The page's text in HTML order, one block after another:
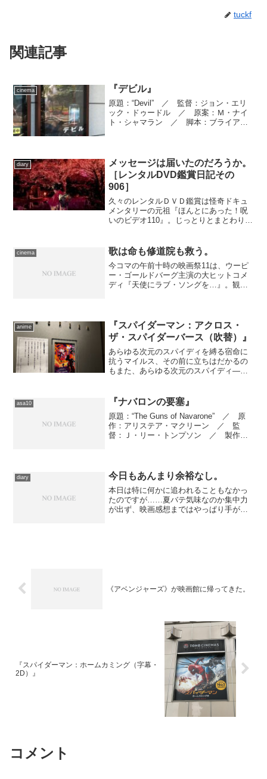
tuckf
関連記事
cinema 『デビル』
原題：“Devil” ／ 監督：ジョン・エリ
ック・ドゥードル ／ 原案：Ｍ・ナイ
ト・シャマラン ／ 脚本：ブライア
シュ・ホフマン ／...
diary
メッセージは届いたのだろうか。
［レンタルDVD鑑賞日記その
906］
久々のレンタルＤＶＤ鑑賞は怪奇ドキュ
メンタリーの元祖『ほんとにあった！呪
いのビデオ110』。じっとりとまとわりつ
cinema 歌は命も修道院も救う。
今コマの午前十時の映画祭11は、ウーピ
ー・ゴールドバーグ主演の大ヒットコメ
ディ『天使にラブ・ソングを…』。観て
anime
『スパイダーマン：アクロス・
ザ・スパイダーバース（吹替）』
あらゆる次元のスパイディを縛る宿命に
抗うマイルス、その前に立ちはだかるの
もまた、あらゆる次元のスパイディ――
asa10 『ナバロンの要塞』
原題：“The Guns of Navarone” ／ 原
作：アリステア・マクリーン ／ 監
督：Ｊ・リー・トンプソン ／ 製作＆
イナ...
diary 今日もあんまり余裕なし。
本日は特に何かに追われることもなかっ
たのですが……夏バテ気味なのか集中力
が出ず、映画感想まではやっぱり手が回
《アベンジャーズ》が映画館に帰ってきた。
『スパイダーマン：ホームカミング（字幕・
2D）』
コメント